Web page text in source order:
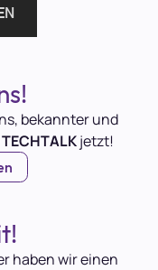
bekannter und
TECHTALKjetzt!
haben wir einen